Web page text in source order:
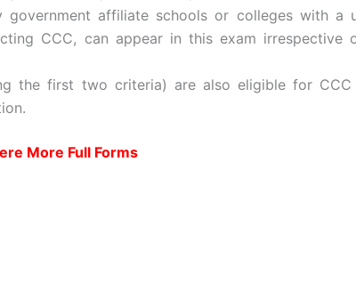
government affiliate schools or colleges with a
CCC, can appear in this exam irrespective
the first two criteria) are also eligible for CCC
More Full Forms